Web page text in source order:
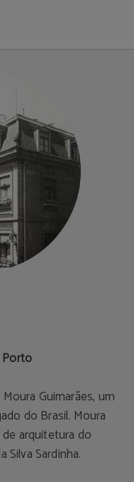
Porto
Guimarães, um
do Brasil. Moura
arquitetura do
Sardinha.